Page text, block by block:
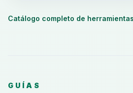
Catálogo completo de herramientas
GUÍAS